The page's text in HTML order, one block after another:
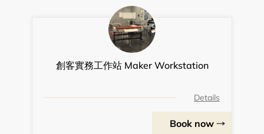
創客實務工作站 Maker Workstation
Details
Book now